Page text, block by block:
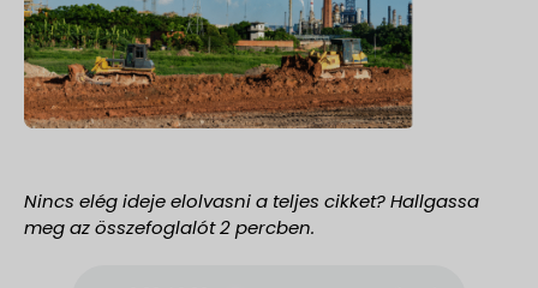
Nincs elég ideje elolvasni a teljes cikket? Hallgassa
meg az összefoglalót 2 percben.